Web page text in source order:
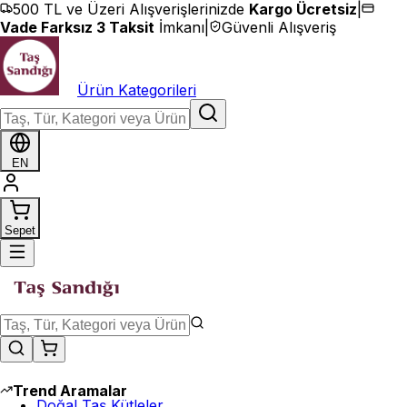
İçeriğe geç
500 TL ve Üzeri Alışverişlerinizde Kargo Ücretsiz
Vade Farksız 3 Taksit İmkanı Güvenli Alışveriş
Ürün Kategorileri
EN
Sepet
Trend Aramalar